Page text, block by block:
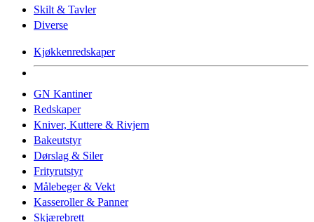
Skilt & Tavler
Diverse
Kjøkkenredskaper
GN Kantiner
Redskaper
Kniver, Kuttere & Rivjern
Bakeutstyr
Dørslag & Siler
Frityrutstyr
Målebeger & Vekt
Kasseroller & Panner
Skjærebrett